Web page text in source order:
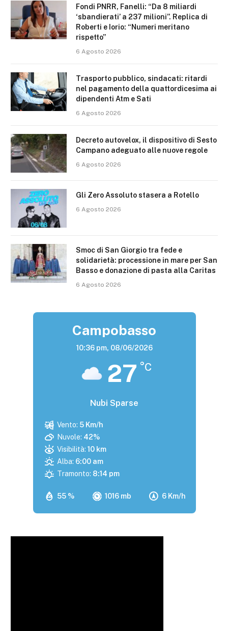
Fondi PNRR, Fanelli: “Da 8 miliardi
‘sbandierati’ a 237 milioni”. Replica di
Roberti e Iorio: “Numeri meritano
rispetto”
6 Agosto 2026
Trasporto pubblico, sindacati: ritardi
nel pagamento della quattordicesima ai
dipendenti Atm e Sati
6 Agosto 2026
Decreto autovelox, il dispositivo di Sesto
Campano adeguato alle nuove regole
6 Agosto 2026
Gli Zero Assoluto stasera a Rotello
6 Agosto 2026
Smoc di San Giorgio tra fede e
solidarietà: processione in mare per San
Basso e donazione di pasta alla Caritas
6 Agosto 2026
Campobasso
10:36 pm, 08/06/2026
27 °C
Nubi Sparse
55 % 1016 mb 6 Km/h
Vento: 5 Km/h
Nuvole: 42%
Visibilità: 10 km
Alba: 6:00 am
Tramonto: 8:14 pm